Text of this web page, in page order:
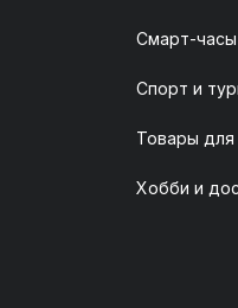
Смарт-
Спорт и
Товары
Хобби и